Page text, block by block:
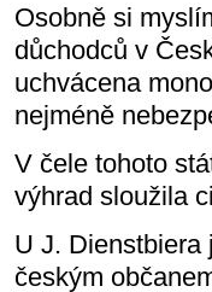
Osobně si
důchodců v
uchvácena
nejméně
V čele tohoto
výhrad sloužila
U J. Dienstbiera
českým